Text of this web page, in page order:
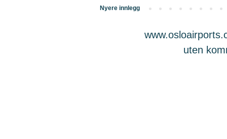
Nyere innlegg
uten